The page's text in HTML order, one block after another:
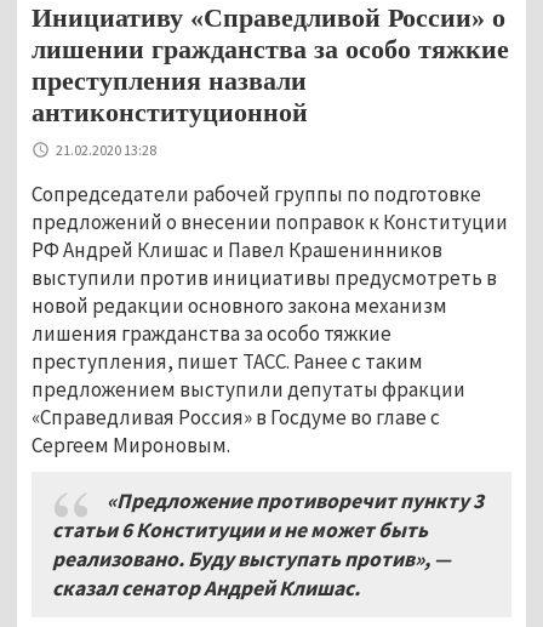
Инициативу «Справедливой России» о
лишении гражданства за особо тяжкие
преступления назвали
антиконституционной
21.02.2020 13:28
Сопредседатели рабочей группы по подготовке
предложений о внесении поправок к Конституции
РФ Андрей Клишас и Павел Крашенинников
выступили против инициативы предусмотреть в
новой редакции основного закона механизм
лишения гражданства за особо тяжкие
преступления, пишет ТАСС. Ранее с таким
предложением выступили депутаты фракции
«Справедливая Россия» в Госдуме во главе с
Сергеем Мироновым.
«Предложение противоречит пункту 3
статьи 6 Конституции и не может быть
реализовано. Буду выступать против», —
сказал сенатор Андрей Клишас.